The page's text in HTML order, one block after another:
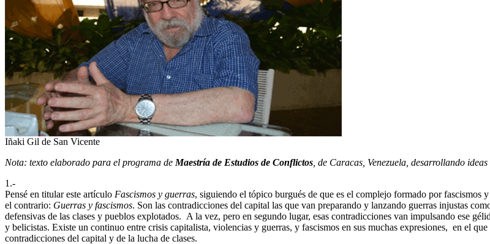
Iñaki Gil de San Vicente
Nota: texto elaborado para el programa de Maestría de Estudios de Conflictos , de Caracas, Venezuela, desarrollando
1.-
Pensé en titular este artículo Fascismos y guerras, siguiendo el tópico burgués de que es el complejo formado por fascismos
el contrario: Guerras y fascismos. Son las contradicciones del capital las que van preparando y lanzando guerras injustas
defensivas de las clases y pueblos explotados. A la vez, pero en segundo lugar, esas contradicciones van impulsando ese
y belicistas. Existe un continuo entre crisis capitalista, violencias y guerras, y fascismos en sus muchas expresiones, en el
contradicciones del capital y de la lucha de clases.